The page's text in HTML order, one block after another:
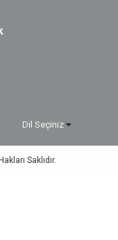
Dil Seçiniz
Saklıdır.